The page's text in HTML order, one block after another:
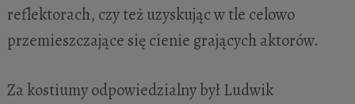
reflektorach, czy też uzyskując w tle celowo
przemieszczające się cienie grających aktorów.
Za kostiumy odpowiedzialny był Ludwik